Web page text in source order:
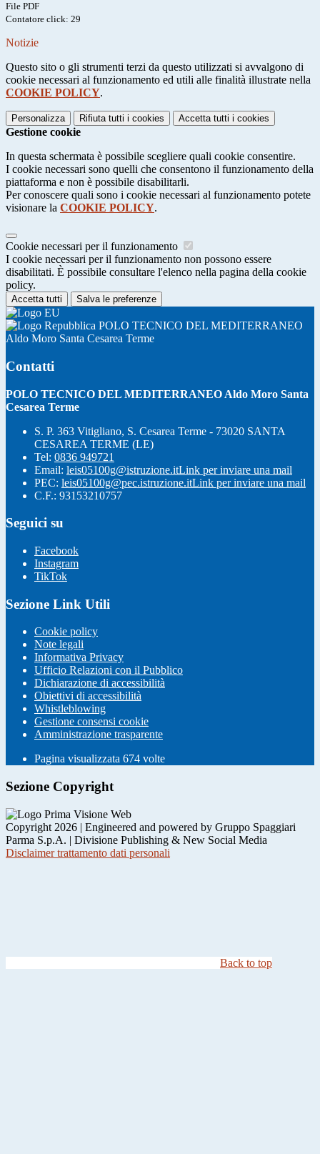
File PDF
Contatore click: 29
Notizie
Questo sito o gli strumenti terzi da questo utilizzati si avvalgono di
cookie necessari al funzionamento ed utili alle finalità illustrate nella
COOKIE POLICY.
Personalizza Rifiuta tutti i cookies Accetta tutti i cookies
Gestione cookie
In questa schermata è possibile scegliere quali cookie consentire.
I cookie necessari sono quelli che consentono il funzionamento della
piattaforma e non è possibile disabilitarli.
Per conoscere quali sono i cookie necessari al funzionamento potete
visionare la COOKIE POLICY.
Cookie necessari per il funzionamento
I cookie necessari per il funzionamento non possono essere
disabilitati. È possibile consultare l'elenco nella pagina della cookie
policy.
Accetta tutti Salva le preferenze
POLO TECNICO DEL MEDITERRANEO
Aldo Moro Santa Cesarea Terme
Contatti
POLO TECNICO DEL MEDITERRANEO Aldo Moro Santa
Cesarea Terme
S. P. 363 Vitigliano, S. Cesarea Terme - 73020 SANTA
CESAREA TERME (LE)
Tel: 0836 949721
Email: leis05100g@istruzione.itLink per inviare una mail
PEC: leis05100g@pec.istruzione.itLink per inviare una mail
C.F.: 93153210757
Seguici su
Facebook
Instagram
TikTok
Sezione Link Utili
Cookie policy
Note legali
Informativa Privacy
Ufficio Relazioni con il Pubblico
Dichiarazione di accessibilità
Obiettivi di accessibilità
Whistleblowing
Gestione consensi cookie
Amministrazione trasparente
Pagina visualizzata 674 volte
Sezione Copyright
Copyright 2026 | Engineered and powered by Gruppo Spaggiari
Parma S.p.A. | Divisione Publishing & New Social Media
Disclaimer trattamento dati personali
Back to top